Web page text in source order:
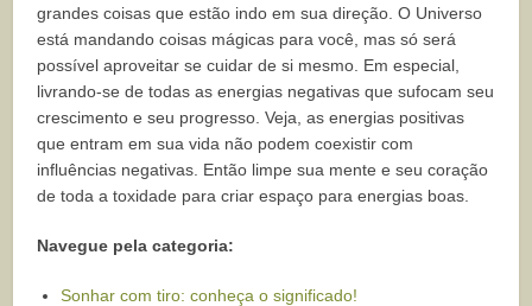
grandes coisas que estão indo em sua direção. O Universo
está mandando coisas mágicas para você, mas só será
possível aproveitar se cuidar de si mesmo. Em especial,
livrando-se de todas as energias negativas que sufocam seu
crescimento e seu progresso. Veja, as energias positivas
que entram em sua vida não podem coexistir com
influências negativas. Então limpe sua mente e seu coração
de toda a toxidade para criar espaço para energias boas.
Navegue pela categoria:
Sonhar com tiro: conheça o significado!